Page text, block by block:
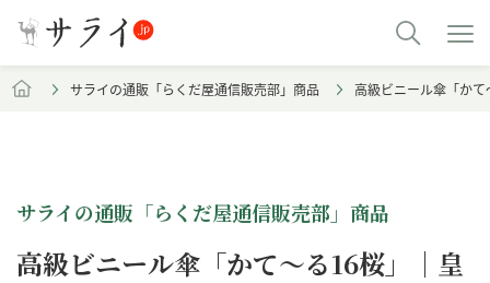
サライの通販「らくだ屋通信販売部」商品 高級ビニール傘「か
サライの通販「らくだ屋通信販売部」商品
高級ビニール傘「かて～る16桜」｜皇